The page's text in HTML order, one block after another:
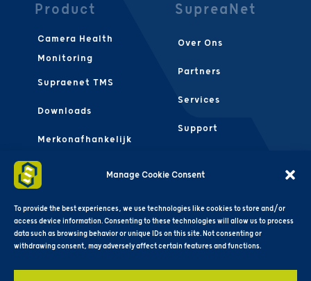
Manage Cookie Consent
To provide the best experiences, we use technologies like cookies to store and/or
access device information. Consenting to these technologies will allow us to process
data such as browsing behavior or unique IDs on this site. Not consenting or
withdrawing consent, may adversely affect certain features and functions.
Product
Camera Health
Monitoring
Supraenet TMS
Downloads
Merkonafhankelijk
FAQS
SupreaNet
Over Ons
Partners
Services
Support
Algemene